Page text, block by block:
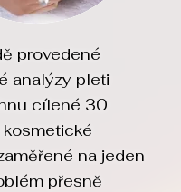
provedené
analýzy pleti
cílené 30
na jeden
přesně